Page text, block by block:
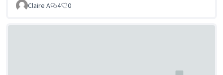
Claire A
4 0